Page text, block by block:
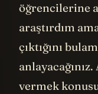
öğrencilerine
araştırdım
çıktığını
vermek